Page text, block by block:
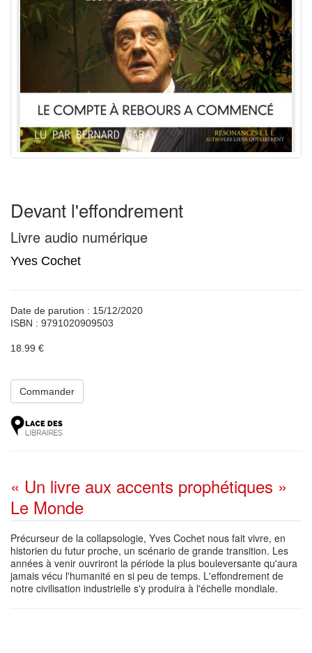
Devant l'effondrement
Livre audio numérique
Yves Cochet
Date de parution : 15/12/2020
ISBN : 9791020909503
18.99 €
Commander
« Un livre aux accents prophétiques »
Le Monde
Précurseur de la collapsologie, Yves Cochet nous fait vivre, en
historien du futur proche, un scénario de grande transition. Les
années à venir ouvriront la période la plus bouleversante qu'aura
jamais vécu l'humanité en si peu de temps. L'effondrement de
notre civilisation industrielle s'y produira à l'échelle mondiale.